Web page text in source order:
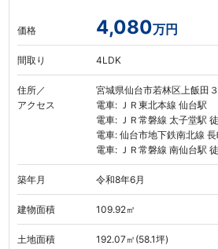
価格 4,080万円
間取り 4LDK
住所／
アクセス
宮城県仙台市若林区上飯田
電車: ＪＲ東北本線 仙台駅
電車: ＪＲ常磐線 太子堂駅
電車: 仙台市地下鉄南北線
電車: ＪＲ常磐線 南仙台駅
築年月 令和8年6月
建物面積 109.92㎡
土地面積 192.07㎡(58.1坪)